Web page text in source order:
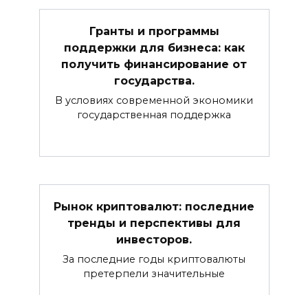
Гранты и программы
поддержки для бизнеса: как
получить финансирование от
государства.
В условиях современной экономики
государственная поддержка
Рынок криптовалют: последние
тренды и перспективы для
инвесторов.
За последние годы криптовалюты
претерпели значительные